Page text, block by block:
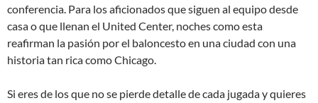
conferencia. Para los aficionados que siguen al equipo desde
casa o que llenan el United Center, noches como esta
reafirman la pasión por el baloncesto en una ciudad con una
historia tan rica como Chicago.
Si eres de los que no se pierde detalle de cada jugada y quieres